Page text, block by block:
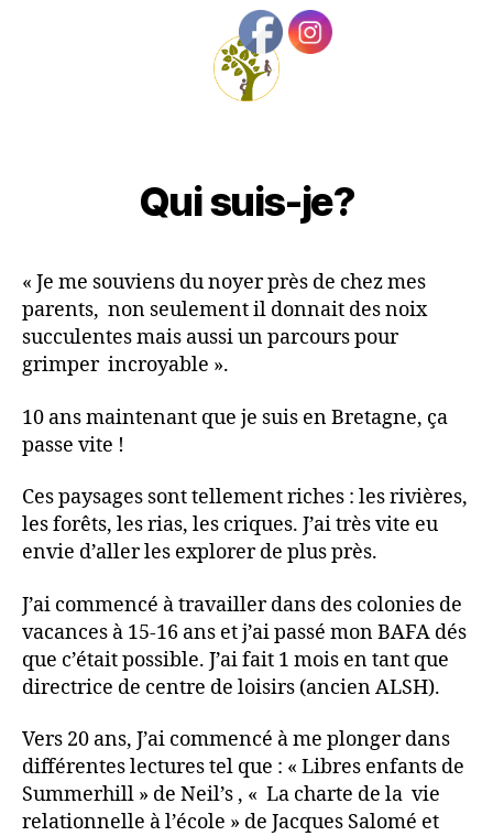
Qui suis-je?
« Je me souviens du noyer près de chez mes
parents, non seulement il donnait des noix
succulentes mais aussi un parcours pour
grimper incroyable ».
10 ans maintenant que je suis en Bretagne, ça
passe vite !
Ces paysages sont tellement riches : les rivières,
les forêts, les rias, les criques. J’ai très vite eu
envie d’aller les explorer de plus près.
J’ai commencé à travailler dans des colonies de
vacances à 15-16 ans et j’ai passé mon BAFA dés
que c’était possible. J’ai fait 1 mois en tant que
directrice de centre de loisirs (ancien ALSH).
Vers 20 ans, J’ai commencé à me plonger dans
différentes lectures tel que : « Libres enfants de
Summerhill » de Neil’s , « La charte de la vie
relationnelle à l’école » de Jacques Salomé et